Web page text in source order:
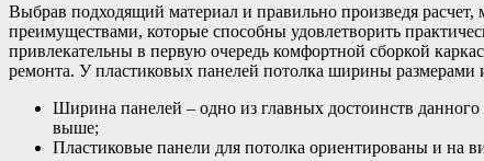
Выбрав подходящий материал и правильно произведя
преимуществами, которые способны удовлетворить
привлекательны в первую очередь комфортной сборкой
ремонта. У пластиковых панелей потолка ширины размерами
Ширина панелей – одно из главных достоинств данного
выше;
Пластиковые панели для потолка ориентированы и на